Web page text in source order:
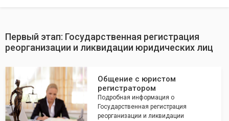
Первый этап: Государственная регистрация
реорганизации и ликвидации юридических лиц
Общение с юристом
регистратором
Подробная информация о
Государственная регистрация
реорганизации и ликвидации